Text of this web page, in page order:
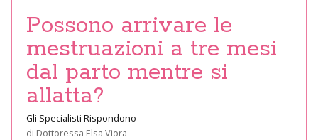
Possono arrivare le
mestruazioni a tre mesi
dal parto mentre si
allatta?
Gli Specialisti Rispondono
di Dottoressa Elsa Viora